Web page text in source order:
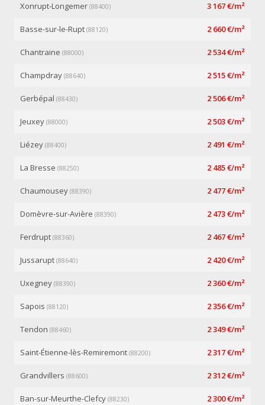
Xonrupt-Longemer (88400) 3 167 €/m²
Basse-sur-le-Rupt (88120) 2 660 €/m²
Chantraine (88000) 2 534 €/m²
Champdray (88640) 2 515 €/m²
Gerbépal (88430) 2 506 €/m²
Jeuxey (88000) 2 503 €/m²
Liézey (88400) 2 491 €/m²
La Bresse (88250) 2 485 €/m²
Chaumousey (88390) 2 477 €/m²
Domèvre-sur-Avière (88390) 2 473 €/m²
Ferdrupt (88360) 2 467 €/m²
Jussarupt (88640) 2 420 €/m²
Uxegney (88390) 2 360 €/m²
Sapois (88120) 2 356 €/m²
Tendon (88460) 2 349 €/m²
Saint-Étienne-lès-Remiremont (88200) 2 317 €/m²
Grandvillers (88600) 2 312 €/m²
Ban-sur-Meurthe-Clefcy (88230) 2 300 €/m²